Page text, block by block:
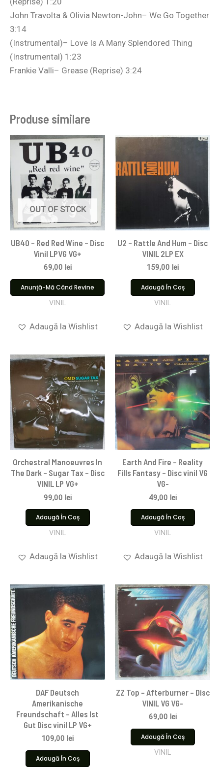
John Travolta & Olivia Newton-John– We Go Together
3:14
(Instrumental)– Love Is A Many Splendored Thing
(Instrumental) 1:23
Frankie Valli– Grease (Reprise) 3:24
Produse similare
OUT OF STOCK
UB40 – Red Red Wine – Disc
Vinil LPVG VG+
69,00 lei
Anunță-Mă Când Revine
VINIL
Adaugă la Wishlist
U2 – Rattle And Hum – Disc
VINIL 2LP EX
159,00 lei
Adaugă În Coș
VINIL
Adaugă la Wishlist
Orchestral Manoeuvres In
The Dark – Sugar Tax – Disc
VINIL LP VG+
99,00 lei
Adaugă În Coș
VINIL
Adaugă la Wishlist
Earth And Fire – Reality
Fills Fantasy – Disc vinil VG
VG-
49,00 lei
Adaugă În Coș
VINIL
Adaugă la Wishlist
DAF Deutsch
Amerikanische
Freundschaft – Alles Ist
Gut Disc vinil LP VG+
109,00 lei
Adaugă În Coș
ZZ Top – Afterburner – Disc
VINIL VG VG-
69,00 lei
Adaugă În Coș
VINIL